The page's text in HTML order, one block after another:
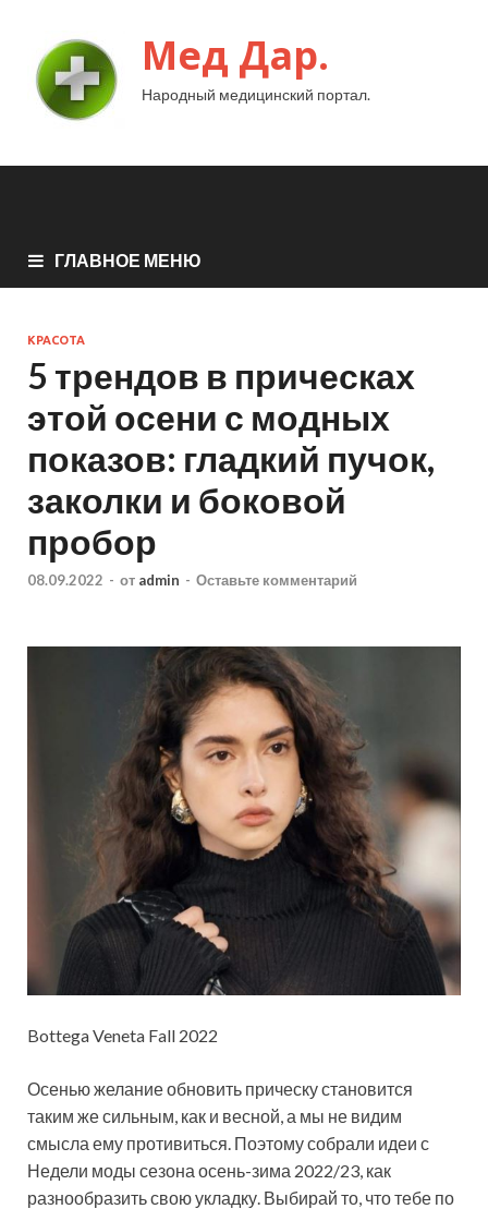
Мед Дар.
Народный медицинский портал.
ГЛАВНОЕ МЕНЮ
КРАСОТА
5 трендов в прическах
этой осени с модных
показов: гладкий пучок,
заколки и боковой
пробор
08.09.2022 - от admin - Оставьте комментарий
Bottega Veneta Fall 2022
Осенью желание обновить прическу становится
таким же сильным, как и весной, а мы не видим
смысла ему противиться. Поэтому собрали идеи с
Недели моды сезона осень-зима 2022/23, как
разнообразить свою укладку. Выбирай то, что тебе по